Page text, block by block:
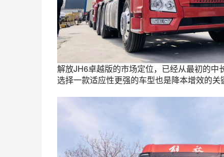
解放JH6卓越版的市场定位，已经从最初的
选择一款适应性更强的车型也是降本增效的关